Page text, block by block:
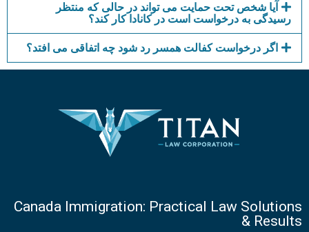
آیا شخص تحت حمایت می تواند در حالی که منتظر
رسیدگی به درخواست است در کانادا کار کند؟
اگر درخواست کفالت همسر رد شود چه اتفاقی می افتد؟
Canada Immigration: Practical Law Solutions
& Results